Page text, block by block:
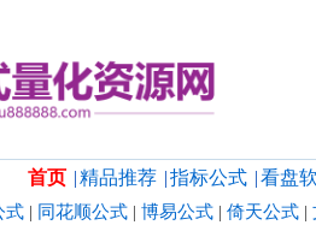
首页 |精品推荐 |指标公式 |看盘
式 | 同花顺公式 | 博易公式 | 倚天公式 |